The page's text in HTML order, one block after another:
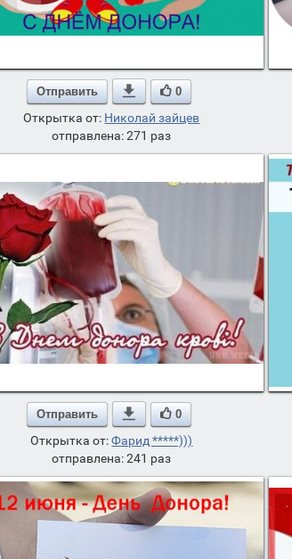
Отправить  0
Открытка от: Николай зайцев
отправлена: 271 раз
Отправить  0
Открытка от:Фарид *****)))
отправлена: 241 раз